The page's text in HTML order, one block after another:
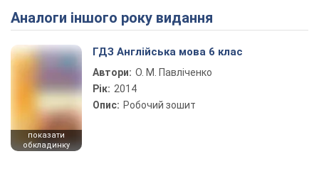
Play Video
Аналоги іншого року видання
показати
обкладинку
ГДЗ Англійська мова 6 клас
Автори: О. М. Павліченко
Рік: 2014
Опис: Робочий зошит